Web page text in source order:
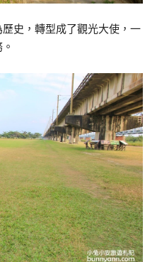
史，轉型成了觀光大使，一